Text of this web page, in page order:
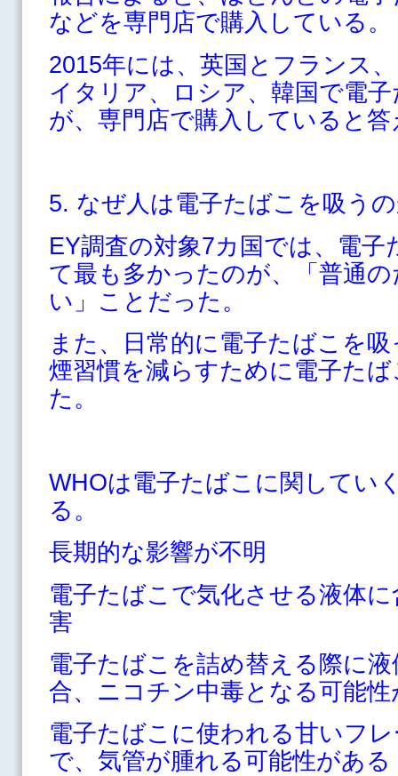
などを専門店で購入している。
2015年には、英国とフランス
イタリア、ロシア、韓国で電
が、専門店で購入していると答
5. なぜ人は電子たばこを吸う
EY調査の対象7カ国では、電
て最も多かったのが、「普通
い」ことだった。
また、日常的に電子たばこを
煙習慣を減らすために電子た
た。
WHOは電子たばこに関してい
る。
長期的な影響が不明
電子たばこで気化させる液体
害
電子たばこを詰め替える際に
合、ニコチン中毒となる可能
電子たばこに使われる甘いフ
で、気管が腫れる可能性がある